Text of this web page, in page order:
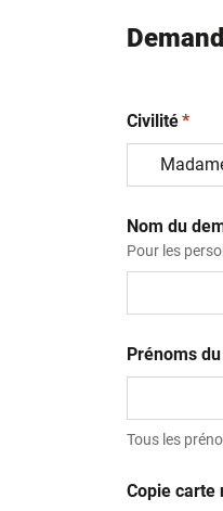
Civilité*
Nom du
Pour les
Prénoms
Tous les
Copie carte